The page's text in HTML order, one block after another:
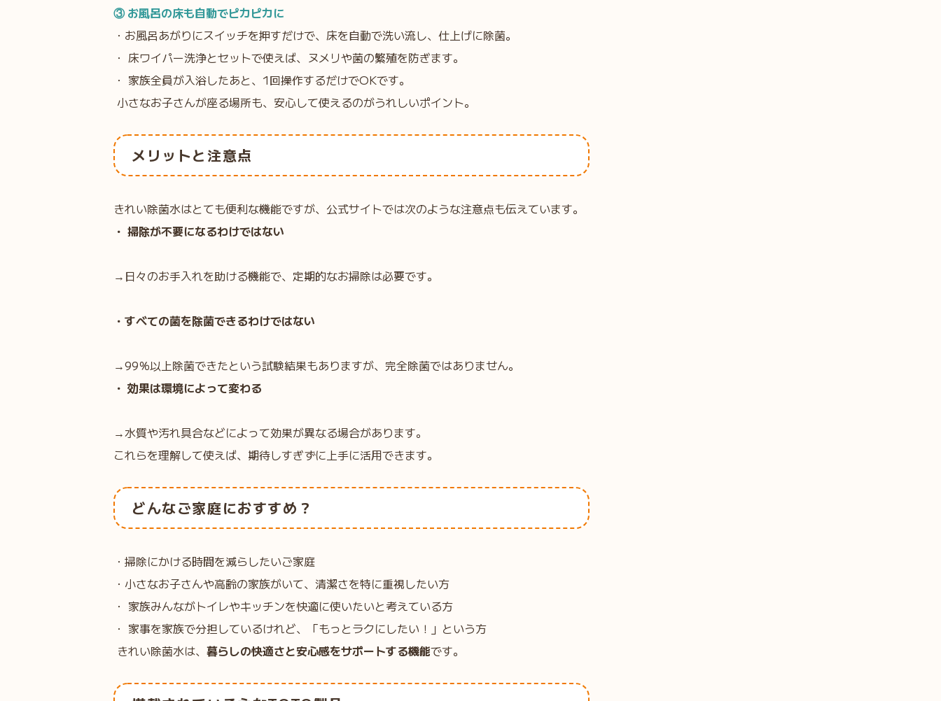
③ お風呂の床も自動でピカピカに
・お風呂あがりにスイッチを押すだけで、床を自動で洗い流し、仕上げに除菌。
・ 床ワイパー洗浄とセットで使えば、ヌメリや菌の繁殖を防ぎます。
・ 家族全員が入浴したあと、1回操作するだけでOKです。
小さなお子さんが座る場所も、安心して使えるのがうれしいポイント。
メリットと注意点
きれい除菌水はとても便利な機能ですが、公式サイトでは次のような注意点も伝えています。
・ 掃除が不要になるわけではない
→日々のお手入れを助ける機能で、定期的なお掃除は必要です。
・すべての菌を除菌できるわけではない
→99％以上除菌できたという試験結果もありますが、完全除菌ではありません。
・ 効果は環境によって変わる
→水質や汚れ具合などによって効果が異なる場合があります。
これらを理解して使えば、期待しすぎずに上手に活用できます。
どんなご家庭におすすめ？
・掃除にかける時間を減らしたいご家庭
・小さなお子さんや高齢の家族がいて、清潔さを特に重視したい方
・ 家族みんながトイレやキッチンを快適に使いたいと考えている方
・ 家事を家族で分担しているけれど、「もっとラクにしたい！」という方
きれい除菌水は、 暮らしの快適さと安心感をサポートする機能です。